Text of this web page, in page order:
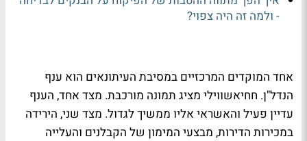
- ולמה זה היה צפוי?
אחד המוקדים המרכזיים במסיבת העיתונאים הוא ענף
הנדל"ן. חחיאשווילי מציג תמונה מורכבת. מצד אחד, הענף
עדיין פעיל והאשראי אליו ממשיך לגדול. מצד שני, הירידה
במכירות הדירות, מבצעי המימון של הקבלנים והעלייה